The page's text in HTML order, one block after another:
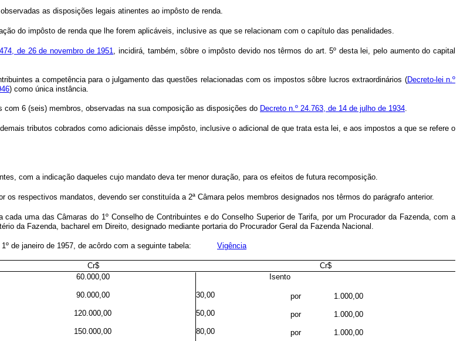
as disposições legais atinentes ao impôsto de renda.
do impôsto de renda que lhe forem aplicáveis, inclusive as que se relacionam com o capítulo das penalidades.
de 26 de novembro de 1951, incidirá, também, sôbre o impôsto devido nos têrmos do art. 5º desta lei, pelo aumento do capital
a competência para o julgamento das questões relacionadas com os impostos sôbre lucros extraordinários (Decreto-lei n.º
) como única instância.
6 (seis) membros, observadas na sua composição as disposições do Decreto n.º 24.763, de 14 de julho de 1934.
tributos cobrados como adicionais dêsse impôsto, inclusive o adicional de que trata esta lei, e aos impostos a que se refere o
com a indicação daqueles cujo mandato deva ter menor duração, para os efeitos de futura recomposição.
respectivos mandatos, devendo ser constituída a 2ª Câmara pelos membros designados nos têrmos do parágrafo anterior.
uma das Câmaras do 1º Conselho de Contribuintes e do Conselho Superior de Tarifa, por um Procurador da Fazenda, com a
da Fazenda, bacharel em Direito, designado mediante portaria do Procurador Geral da Fazenda Nacional.
1º de janeiro de 1957, de acôrdo com a seguinte tabela: Vigência
Cr$
Cr$
60.000,00
90.000,00
120.000,00
150.000,00
Isento
30,00
50,00
80,00
por
por
por
1.000,00
1.000,00
1.000,00